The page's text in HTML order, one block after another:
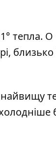
тепла. О
найвищу